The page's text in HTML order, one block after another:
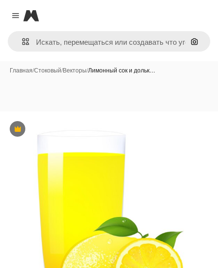
Close menu
Magnific
Поиск
Главная/Стоковый/Векторы/Лимонный сок и дольк…
Премиум